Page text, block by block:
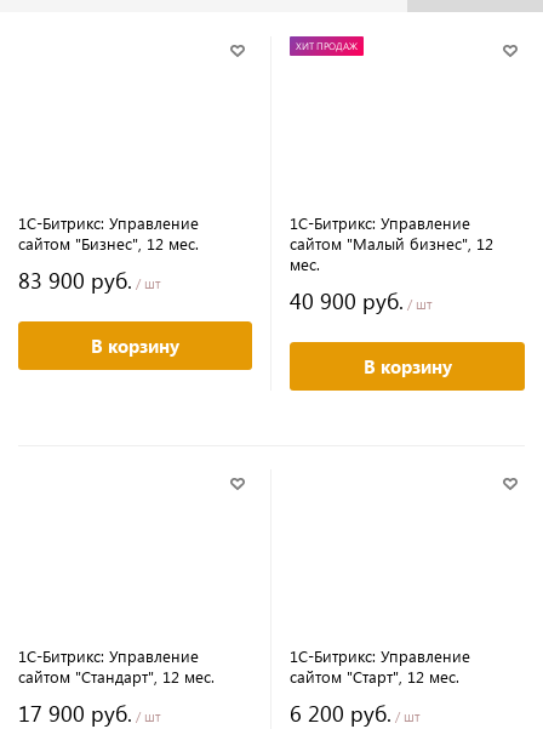
1С-Битрикс: Управление
сайтом "Бизнес", 12 мес.
83 900 руб. / шт
В корзину
ХИТ ПРОДАЖ
1С-Битрикс: Управление
сайтом "Малый бизнес", 12
мес.
40 900 руб. / шт
В корзину
1С-Битрикс: Управление
сайтом "Стандарт", 12 мес.
17 900 руб. / шт
1С-Битрикс: Управление
сайтом "Старт", 12 мес.
6 200 руб. / шт